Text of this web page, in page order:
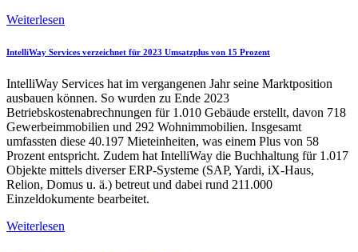
Weiterlesen
IntelliWay Services verzeichnet für 2023 Umsatzplus von 15 Prozent
IntelliWay Services hat im vergangenen Jahr seine Marktposition
ausbauen können. So wurden zu Ende 2023
Betriebskostenabrechnungen für 1.010 Gebäude erstellt, davon 718
Gewerbeimmobilien und 292 Wohnimmobilien. Insgesamt
umfassten diese 40.197 Mieteinheiten, was einem Plus von 58
Prozent entspricht. Zudem hat IntelliWay die Buchhaltung für 1.017
Objekte mittels diverser ERP-Systeme (SAP, Yardi, iX-Haus,
Relion, Domus u. ä.) betreut und dabei rund 211.000
Einzeldokumente bearbeitet.
Weiterlesen